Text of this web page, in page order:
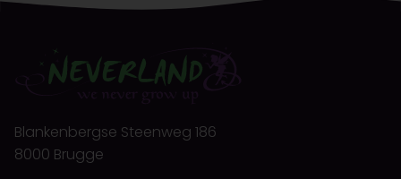
Blankenbergse Steenweg 186
8000 Brugge